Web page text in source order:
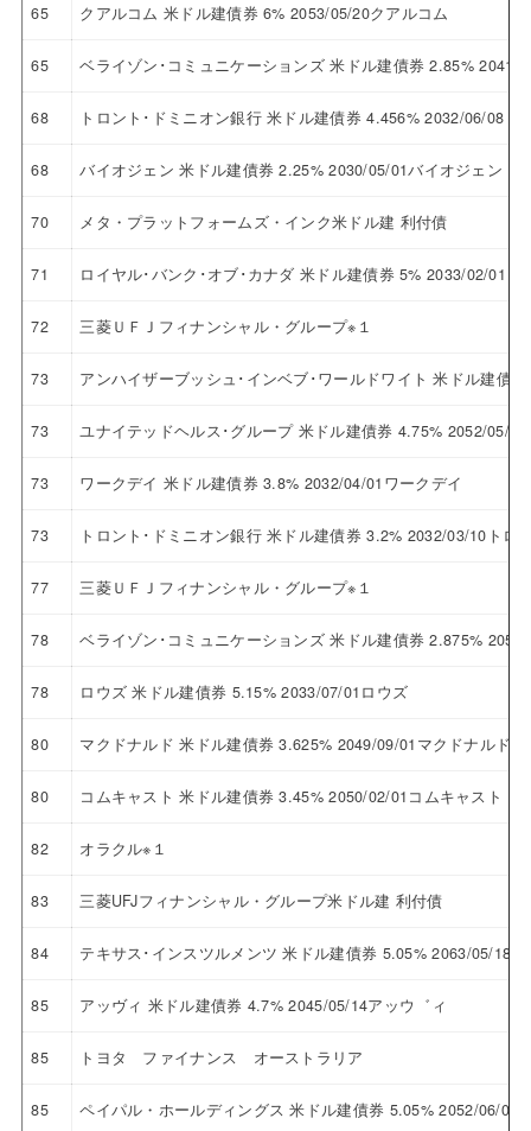
65 クアルコム 米ドル建債券 6% 2053/05/20クアルコム
65 ベライゾン･コミュニケーションズ 米ドル建債券 2.85% 2041/
68 トロント･ドミニオン銀行 米ドル建債券 4.456% 2032/06/08ト
68 バイオジェン 米ドル建債券 2.25% 2030/05/01バイオジェン
70 メタ・プラットフォームズ・インク米ドル建 利付債
71 ロイヤル･バンク･オブ･カナダ 米ドル建債券 5% 2033/02/01ロ
72 三菱ＵＦＪフィナンシャル・グループ※１
73 アンハイザーブッシュ･インベブ･ワールドワイト 米ドル建債
73 ユナイテッドヘルス･グループ 米ドル建債券 4.75% 2052/05/
73 ワークデイ 米ドル建債券 3.8% 2032/04/01ワークデイ
73 トロント･ドミニオン銀行 米ドル建債券 3.2% 2032/03/10トロ
77 三菱ＵＦＪフィナンシャル・グループ※１
78 ベライゾン･コミュニケーションズ 米ドル建債券 2.875%
78 ロウズ 米ドル建債券 5.15% 2033/07/01ロウズ
80 マクドナルド 米ドル建債券 3.625% 2049/09/01マクドナルド
80 コムキャスト 米ドル建債券 3.45% 2050/02/01コムキャスト
82 オラクル※１
83 三菱UFJフィナンシャル・グループ米ドル建 利付債
84 テキサス･インスツルメンツ 米ドル建債券 5.05% 2063/05/18
85 アッヴィ 米ドル建債券 4.7% 2045/05/14アッウ゛ィ
85 トヨタ ファイナンス オーストラリア
85 ペイパル・ホールディングス 米ドル建債券 5.05% 2052/06/01